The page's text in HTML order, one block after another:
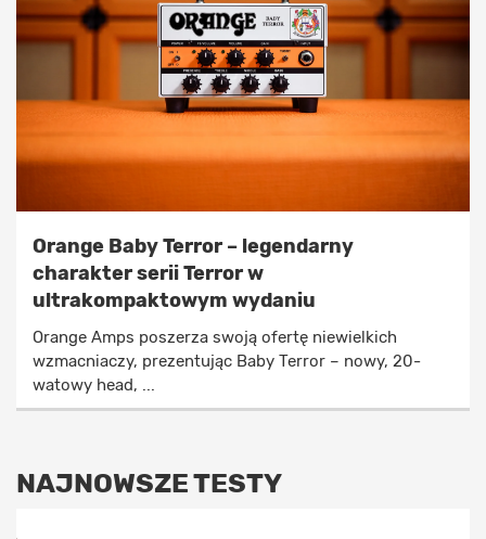
Orange Baby Terror – legendarny
charakter serii Terror w
ultrakompaktowym wydaniu
Orange Amps poszerza swoją ofertę niewielkich
wzmacniaczy, prezentując Baby Terror – nowy, 20-
watowy head, ...
NAJNOWSZE TESTY